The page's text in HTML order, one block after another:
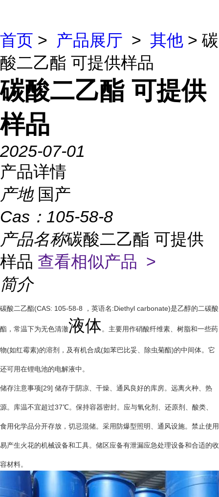
首页 > 产品展厅 > 其他 > 碳
酸二乙酯 可提供样品
碳酸二乙酯 可提供
样品
2025-07-01
产品详情
产地 国产
Cas： 105-58-8
产品名称碳酸二乙酯 可提供
样品 查看相似产品 >
简介
碳酸二乙酯(CAS: 105-58-8 ，英语名:Diethyl carbonate)是乙醇的二碳酸
酯，常温下为无色清澈液体。主要用作硝酸纤维素、树脂和一些药
物(如红霉素)的溶剂，及有机合成(如苯巴比妥、除虫菊酯)的中间体。它
还可用在锂电池的电解液中。
储存注意事项[29] 储存于阴凉、干燥、通风良好的库房。远离火种、热
源。库温不宜超过37℃。保持容器密封。应与氧化剂、 还原剂 、酸类、
食用化学品分开存放，切忌混储。采用防爆型照明、通风设施。禁止使用
易产生火花的机械设备和工具。储区应备有泄漏应急处理设备和合适的收
容材料。